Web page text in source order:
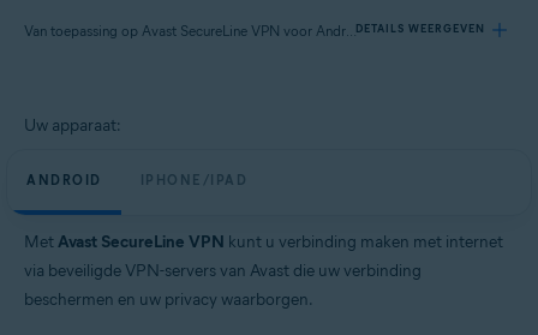
Van toepassing op Avast SecureLine VPN voor Android, Avast SecureLine VPN voor iOSDETAILS WEERGEVEN
Producten:
Avast SecureLine VPN 6.x voor iOS
Apple iOS 14,0 of nieuwer
Uw apparaat:
ANDROID IPHONE/IPAD
MetAvast SecureLine VPN kunt u verbinding maken met internet
via beveiligde VPN-servers van Avast die uw verbinding
beschermen en uw privacy waarborgen.